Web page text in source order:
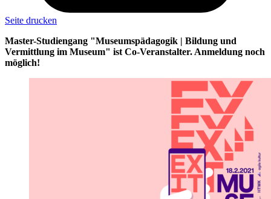
Seite drucken
Master-Studiengang "Museumspädagogik | Bildung und
Vermittlung im Museum" ist Co-Veranstalter. Anmeldung noch
möglich!